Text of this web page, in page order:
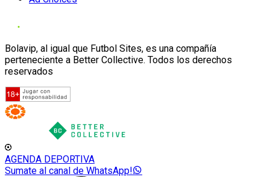
Bolavip, al igual que Futbol Sites, es una compañía
perteneciente a Better Collective. Todos los derechos
reservados
AGENDA DEPORTIVA
Sumate al canal de WhatsApp!